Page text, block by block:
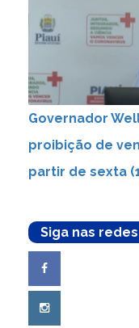
Governador
proibição de
partir de sexta
Siga nas redes